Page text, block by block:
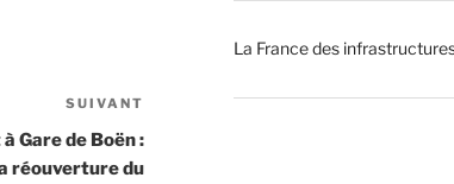
suivant
SUIVANT
Gare de Boën :
réouverture du
La France des